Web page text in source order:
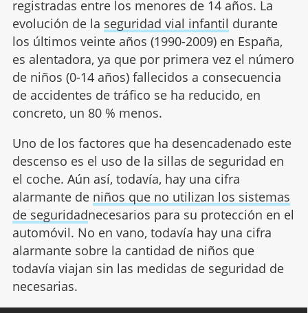
registradas entre los menores de 14 años. La
evolución de la seguridad vial infantil durante
los últimos veinte años (1990-2009) en España,
es alentadora, ya que por primera vez el número
de niños (0-14 años) fallecidos a consecuencia
de accidentes de tráfico se ha reducido, en
concreto, un 80 % menos.
Uno de los factores que ha desencadenado este
descenso es el uso de la sillas de seguridad en
el coche. Aún así, todavía, hay una cifra
alarmante de niños que no utilizan los sistemas
de seguridadnecesarios para su protección en el
automóvil. No en vano, todavía hay una cifra
alarmante sobre la cantidad de niños que
todavía viajan sin las medidas de seguridad de
necesarias.